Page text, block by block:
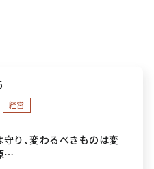
経営
り、変わるべきものは変